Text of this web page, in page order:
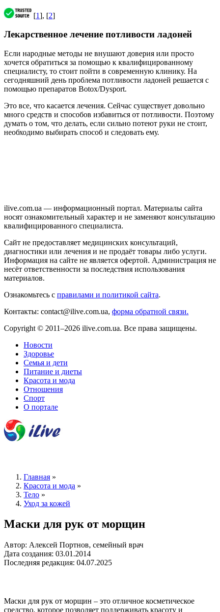
[1], [2]
Лекарственное лечение потливости ладоней
Если народные методы не внушают доверия или просто
хочется обратиться за помощью к квалифицированному
специалисту, то стоит пойти в современную клинику. На
сегодняшний день проблема потливости ладоней решается с
помощью препаратов Botox/Dysport.
Это все, что касается лечения. Сейчас существует довольно
много средств и способов избавиться от потливости. Поэтому
думать о том, что делать, если сильно потеют руки не стоит,
необходимо выбирать способ и следовать ему.
ilive.com.ua — информационный портал. Материалы сайта
носят ознакомительный характер и не заменяют консультацию
квалифицированного специалиста.
Сайт не предоставляет медицинских консультаций,
диагностики или лечения и не продаёт товары либо услуги.
Информация на сайте не является офертой. Администрация не
несёт ответственности за последствия использования
материалов.
Ознакомьтесь с правилами и политикой сайта.
Контакты: contact@ilive.com.ua, форма обратной связи.
Copyright © 2011–2026 ilive.com.ua. Все права защищены.
Новости
Здоровье
Семья и дети
Питание и диеты
Красота и мода
Отношения
Спорт
О портале
Главная »
Красота и мода »
Тело »
Уход за кожей
Маски для рук от морщин
Автор: Алексей Портнов, семейный врач
Дата создания: 03.01.2014
Последняя редакция: 04.07.2025
Маски для рук от морщин – это отличное косметическое
средство, которое позволяет поддерживать красоту и